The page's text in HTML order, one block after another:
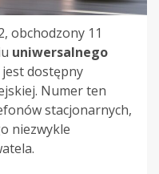
obchodzony 11
uniwersalnego
dostępny
Numer ten
stacjonarnych,
niezwykle